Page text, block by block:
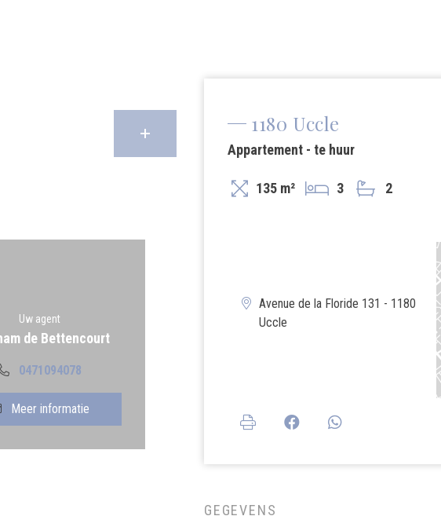
Uw agent
de Bettencourt
0471094078
Meer informatie
1180 Uccle
Appartement - te huur
135 m² 3 2
Avenue de la Floride 131 - 1180
Uccle
GEGEVENS